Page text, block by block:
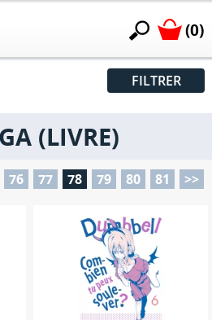
(0)
FILTRER
(LIVRE)
76 77 78 79 80 81 >>